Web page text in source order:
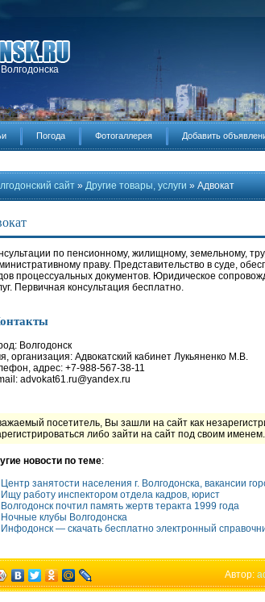
Погода Фотогаллерея Добавить
сайт » Другие товары, услуги » Адвокат
по пенсионному, жилищному, земельному,
праву. Представительство в суде,
процессуальных документов. Юридическое
Первичная консультация бесплатно.
Волгодонск
организация: Адвокатский кабинет Лукьяненко М.В.
адрес: +7-988-567-38-11
advokat61.ru@yandex.ru
посетитель, Вы зашли на сайт как
либо зайти на сайт под своим именем.
новости по теме:
Центр занятости населения г. Волгодонска, вакансии
Ищу работу инспектором отдела кадров, юрист
Волгодонск почтил память жертв теракта 1999 года
Ночные клубы Волгодонска
Инфодонск — скачать бесплатно электронный
Автор: